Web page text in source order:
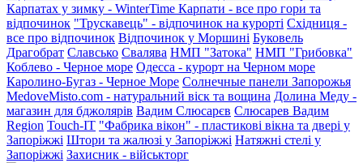
Карпатах у зимку - WinterTime Карпати - все про гори та
відпочинок "Трускавець" - відпочинок на курорті Східниця -
все про відпочинок Відпочинок у Моршині Буковель
Драгобрат Славсько Свалява НМП "Затока" НМП "Грибовка"
Коблево - Черное море Одесса - курорт на Черном море
Каролино-Бугаз - Черное Море Солнечные панели Запорожья
MedoveMisto.com - натуральний віск та вощина Долина Меду -
магазин для бджолярів Вадим Слюсарєв Слюсарев Вадим
Region Touch-IT "Фабрика вікон" - пластикові вікна та двері у
Запоріжжі Штори та жалюзі у Запоріжжі Натяжні стелі у
Запоріжжі Захисник - військторг